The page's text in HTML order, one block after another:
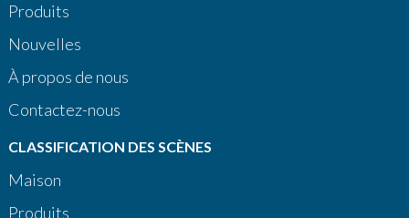
Produits
Nouvelles
À propos de nous
Contactez-nous
CLASSIFICATION DES SCÈNES
Maison
Produits